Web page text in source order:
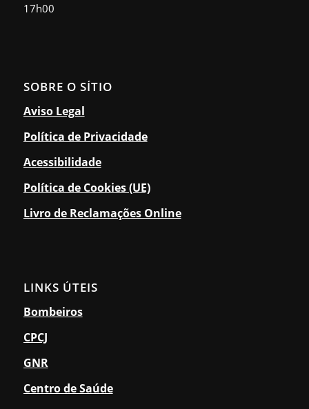
17h00
SOBRE O SÍTIO
Aviso Legal
Política de Privacidade
Acessibilidade
Política de Cookies (UE)
Livro de Reclamações Online
LINKS ÚTEIS
Bombeiros
CPCJ
GNR
Centro de Saúde